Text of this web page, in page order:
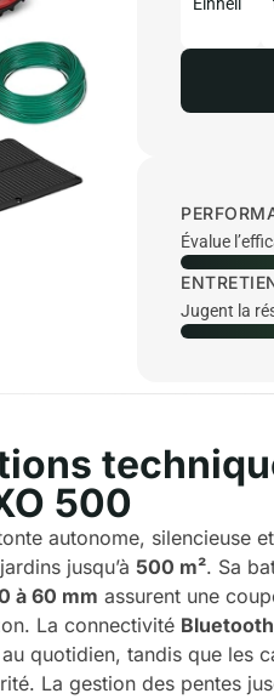
Évalue
Jugent la
500
autonome, silencieuse
jusqu’à 500 m². Sa
à 60 mm assurent une
La connectivité
quotidien, tandis que les
La gestion des pentes